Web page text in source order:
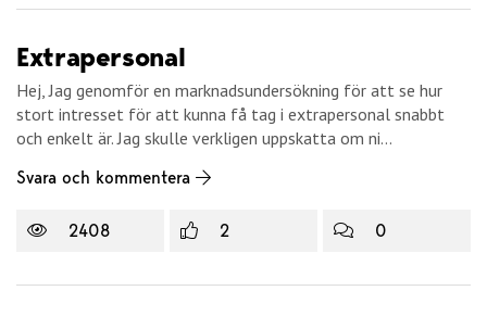
2408 2 0
Extrapersonal
Hej, Jag genomför en marknadsundersökning för att se hur
stort intresset för att kunna få tag i extrapersonal snabbt
och enkelt är. Jag skulle verkligen uppskatta om ni...
Svara och kommentera